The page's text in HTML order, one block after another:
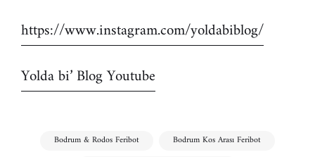
https://www.instagram.com/yoldabiblog/
Yolda bi’ Blog Youtube
Bodrum & Rodos Feribot
Bodrum Kos Arası Feribot